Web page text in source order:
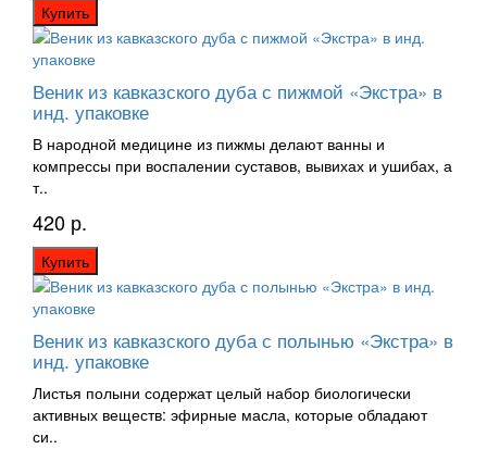
Купить
Веник из кавказского дуба с пижмой «Экстра» в
инд. упаковке
В народной медицине из пижмы делают ванны и
компрессы при воспалении суставов, вывихах и ушибах, а
т..
420 р.
Купить
Веник из кавказского дуба с полынью «Экстра» в
инд. упаковке
Листья полыни содержат целый набор биологически
активных веществ: эфирные масла, которые обладают
си..